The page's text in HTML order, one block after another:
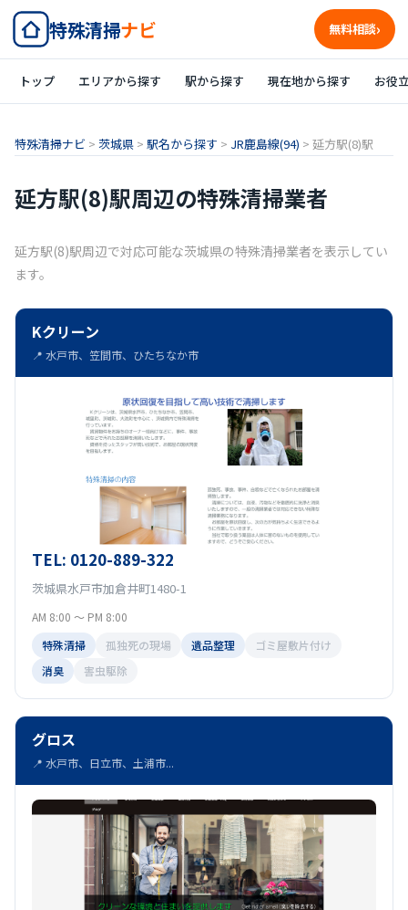
特殊清掃ナビ 無料相談
トップ エリアから探す 駅から探す 現在地から探す お役
特殊清掃ナビ > 茨城県 > 駅名から探す > JR鹿島線(94) > 延方駅(8)駅
延方駅(8)駅周辺の特殊清掃業者
延方駅(8)駅周辺で対応可能な茨城県の特殊清掃業者を表示してい
ます。
Kクリーン
📍 水戸市、笠間市、ひたちなか市
TEL: 0120-889-322
茨城県水戸市加倉井町1480-1
AM 8:00 ～ PM 8:00
特殊清掃
孤独死の現場 遺品整理
ゴミ屋敷片付け
消臭
害虫駆除
グロス
📍 水戸市、日立市、土浦市...